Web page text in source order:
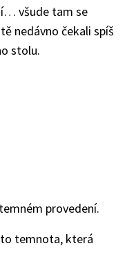
všude tam se
nedávno čekali spíš
stolu.
provedení.
temnota, která